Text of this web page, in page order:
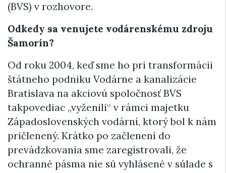
(BVS) v rozhovore.
Odkedy sa venujete vodárenskému zdroju
Šamorín?
Od roku 2004, keď sme ho pri transformácii
štátneho podniku Vodárne a kanalizácie
Bratislava na akciovú spoločnosť BVS
takpovediac „vyženili“ v rámci majetku
Západoslovenských vodární, ktorý bol k nám
pričlenený. Krátko po začlenení do
prevádzkovania sme zaregistrovali, že
ochranné pásma nie sú vyhlásené v súlade s